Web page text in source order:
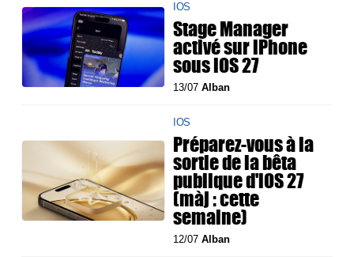
IOS
Stage Manager
activé sur iPhone
sous iOS 27
13/07Alban
IOS
Préparez-vous à la
sortie de la bêta
publique d'iOS 27
(màj : cette
semaine)
12/07Alban